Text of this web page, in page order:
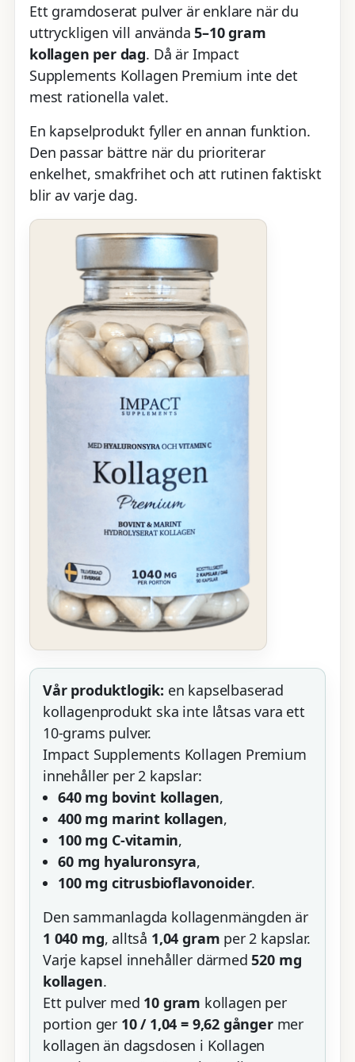
Ett gramdoserat pulver är enklare när du
uttryckligen vill använda5–10 gram
kollagen per dag. Då är Impact
Supplements Kollagen Premium inte det
mest rationella valet.
En kapselprodukt fyller en annan funktion.
Den passar bättre när du prioriterar
enkelhet, smakfrihet och att rutinen faktiskt
blir av varje dag.
Vår produktlogik: en kapselbaserad
kollagenprodukt ska inte låtsas vara ett
10-grams pulver.
Impact Supplements Kollagen Premium
innehåller per 2 kapslar:
640 mg bovint kollagen,
400 mg marint kollagen,
100 mg C-vitamin,
60 mg hyaluronsyra,
100 mg citrusbioflavonoider.
Den sammanlagda kollagenmängden är
1 040 mg, alltså 1,04 gram per 2 kapslar.
Varje kapsel innehåller därmed520 mg
kollagen.
Ett pulver med 10 gram kollagen per
portion ger 10 / 1,04 = 9,62 gångermer
kollagen än dagsdosen i Kollagen